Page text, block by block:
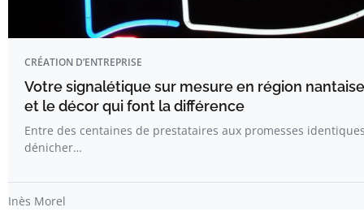
CRÉATION D’ENTREPRISE
Votre signalétique sur mesure en région
et le décor qui font la différence
Entre des centaines de prestataires aux promesses
dénicher…
Inès Morel